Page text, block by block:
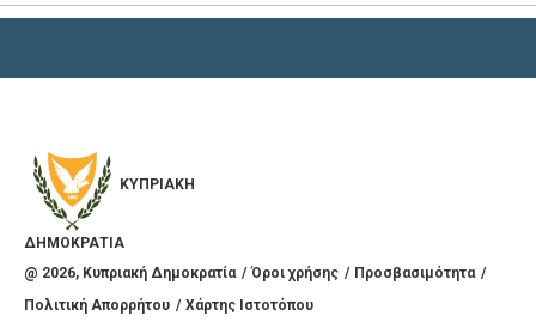
ΚΥΠΡΙΑΚΗ
ΔΗΜΟΚΡΑΤΙΑ
@ 2026, Κυπριακή Δημοκρατία Όροι χρήσης
Προσβασιμότητα
Πολιτική Απορρήτου
Χάρτης Ιστοτόπου